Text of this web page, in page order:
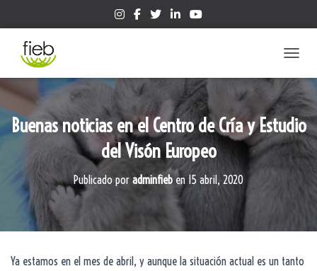
Buenas noticias en el Centro de Cría y Estudio
del Visón Europeo
Publicado por adminfieben15 abril, 2020
Ya estamos en el mes de abril, y aunque la situación actual es un tanto